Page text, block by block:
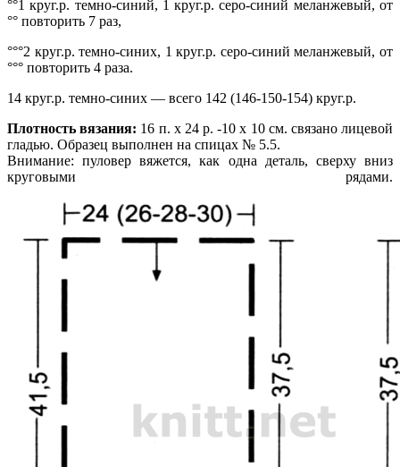
°°1 круг.р. темно-синий, 1 круг.р. серо-синий меланжевый, от
°° повторить 7 раз,
°°°2 круг.р. темно-синих, 1 круг.р. серо-синий меланжевый, от
°°° повторить 4 раза.
14 круг.р. темно-синих — всего 142 (146-150-154) круг.р.
Плотность вязания: 16 п. х 24 р. -10 х 10 см. связано лицевой
гладью. Образец выполнен на спицах № 5.5.
Внимание: пуловер вяжется, как одна деталь, сверху вниз
круговыми рядами.